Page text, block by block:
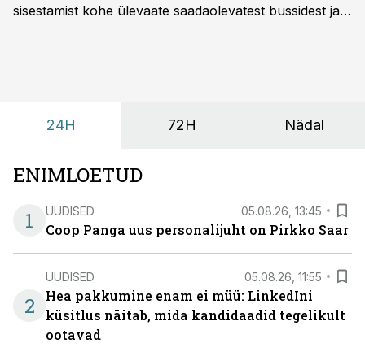
sisestamist kohe ülevaate saadaolevatest bussidest ja
24H 72H Nädal
ENIMLOETUD
1
UUDISED 05.08.26, 13:45
Coop Panga uus personalijuht on Pirkko Saar
2
UUDISED 05.08.26, 11:55
Hea pakkumine enam ei müü: LinkedIni
küsitlus näitab, mida kandidaadid tegelikult
ootavad